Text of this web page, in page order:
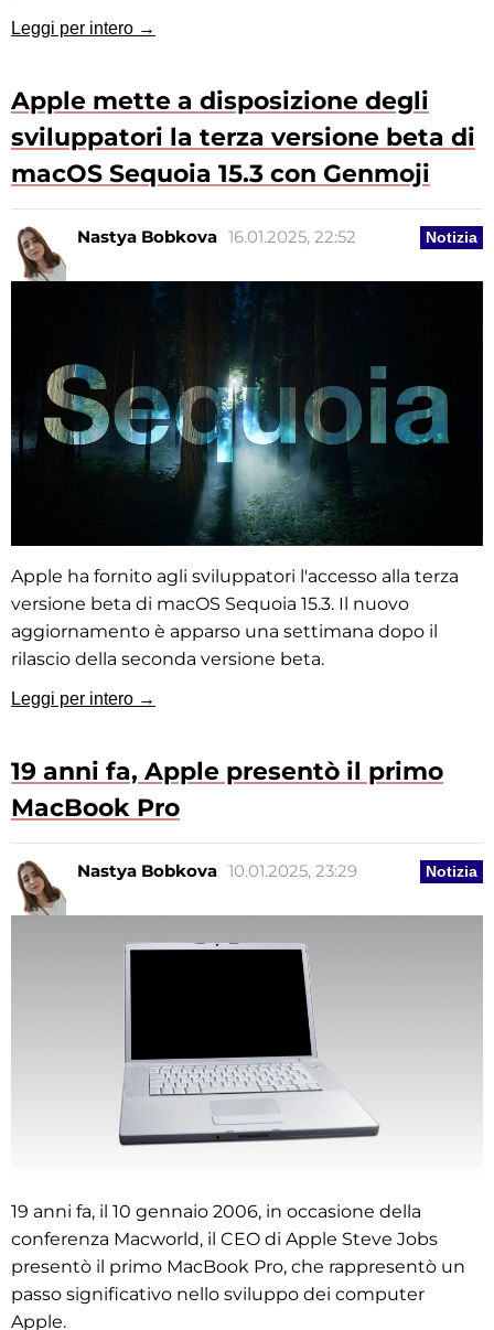
Leggi per intero →
Apple mette a disposizione degli
sviluppatori la terza versione beta di
macOS Sequoia 15.3 con Genmoji
Notizia
Nastya Bobkova 16.01.2025, 22:52
Apple ha fornito agli sviluppatori l'accesso alla terza
versione beta di macOS Sequoia 15.3. Il nuovo
aggiornamento è apparso una settimana dopo il
rilascio della seconda versione beta.
Leggi per intero →
19 anni fa, Apple presentò il primo
MacBook Pro
Notizia
Nastya Bobkova 10.01.2025, 23:29
19 anni fa, il 10 gennaio 2006, in occasione della
conferenza Macworld, il CEO di Apple Steve Jobs
presentò il primo MacBook Pro, che rappresentò un
passo significativo nello sviluppo dei computer
Apple.